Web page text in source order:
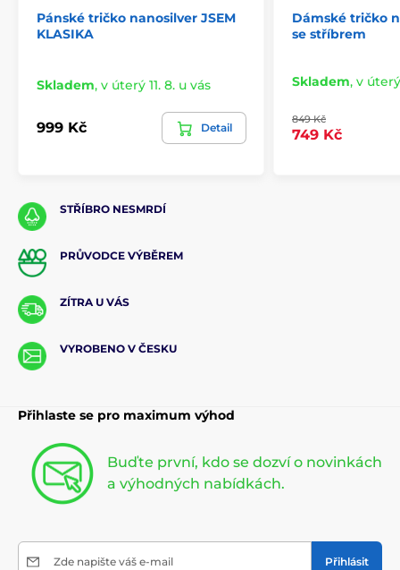
Pánské tričko nanosilver JSEM
KLASIKA
Skladem, v úterý 11. 8. u vás
999 Kč Detail
Dámské tričko
se stříbrem
Skladem, v úterý
849 Kč
749 Kč
STŘÍBRO NESMRDÍ
PRŮVODCE VÝBĚREM
ZÍTRA U VÁS
VYROBENO V ČESKU
Přihlaste se pro maximum výhod
Buďte první, kdo se dozví o novinkách
a výhodných nabídkách.
Zde napište váš e-mail Přihlásit